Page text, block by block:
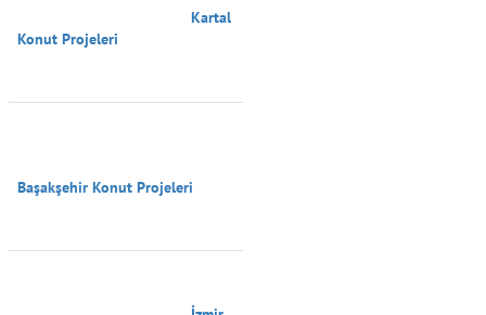
Konut Projeleri
Başakşehir Konut Projeleri